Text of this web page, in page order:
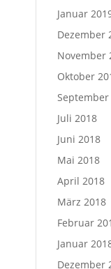
Januar
Dezember
November
Oktober
September
Juli 2018
Juni 2018
Mai 2018
April 2018
März 2018
Februar
Januar
Dezember